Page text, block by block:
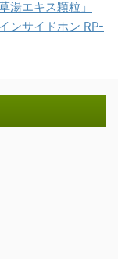
湯エキス顆粒」
ンサイドホン RP-